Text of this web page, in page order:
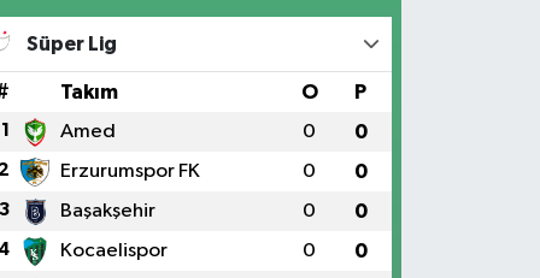
Süper Lig
Takım O P
1 Amed 0 0
2 Erzurumspor FK 0 0
3 Başakşehir 0 0
4 Kocaelispor 0 0